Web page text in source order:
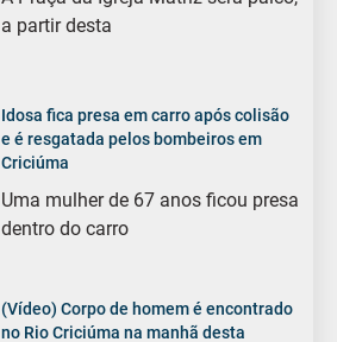
a partir desta
Idosa fica presa em carro após colisão
e é resgatada pelos bombeiros em
Criciúma
Uma mulher de 67 anos ficou presa
dentro do carro
(Vídeo) Corpo de homem é encontrado
no Rio Criciúma na manhã desta